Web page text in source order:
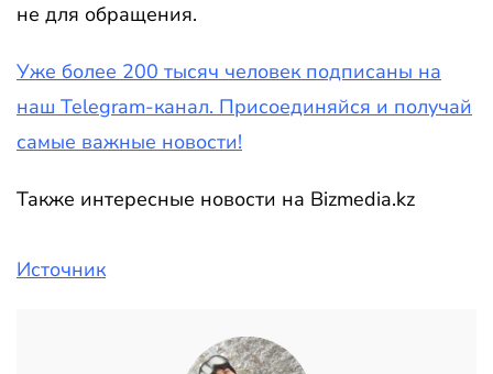
не для обращения.
Уже более 200 тысяч человек подписаны на
наш Telegram-канал. Присоединяйся и получай
самые важные новости!
Также интересные новости на Bizmedia.kz
Источник